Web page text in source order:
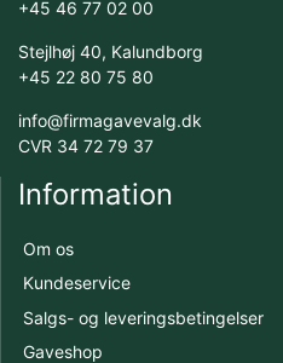
+45 46 77 02 00
Stejlhøj 40, Kalundborg
+45 22 80 75 80
info@firmagavevalg.dk
CVR 34 72 79 37
Information
Om os
Kundeservice
Salgs- og leveringsbetingelser
Gaveshop